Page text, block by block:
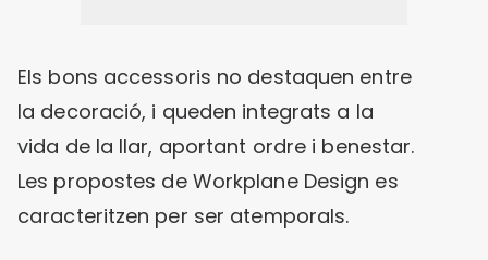
Els bons accessoris no destaquen entre
la decoració, i queden integrats a la
vida de la llar, aportant ordre i benestar.
Les propostes de Workplane Design es
caracteritzen per ser atemporals.